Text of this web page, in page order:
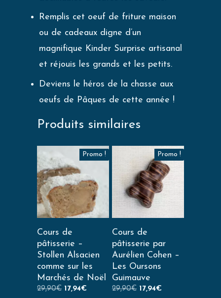
Remplis cet oeuf de friture maison
ou de cadeaux digne d’un
magnifique Kinder Surprise artisanal
et réjouis les grands et les petits.
Deviens le héros de la chasse aux
oeufs de Pâques de cette année !
Produits similaires
Promo !
Cours de
pâtisserie –
Stollen Alsacien
comme sur les
Marchés de Noël
29,90€ 17,94€
Promo !
Cours de
pâtisserie par
Aurélien Cohen –
Les Oursons
Guimauve
29,90€ 17,94€